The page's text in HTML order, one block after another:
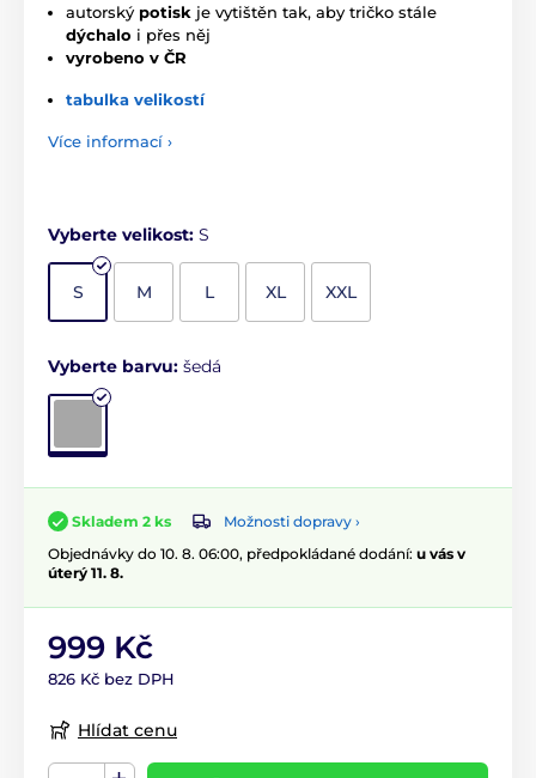
autorský potisk je vytištěn tak, aby tričko stále
dýchalo i přes něj
vyrobeno v ČR
tabulka velikostí
Více informací ›
Vyberte velikost: S
S M L XL XXL
Vyberte barvu: šedá
Skladem 2 ks
Možnosti dopravy ›
Objednávky do 10. 8. 06:00, předpokládané dodání: u vás v
úterý 11. 8.
999 Kč
826 Kč bez DPH
Hlídat cenu